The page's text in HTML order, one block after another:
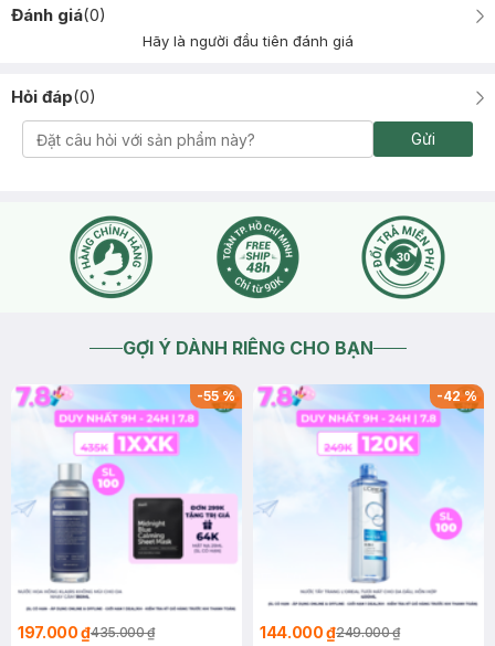
Đánh giá(0)
Hãy là người đầu tiên đánh giá
Hỏi đáp(0)
Gửi
GỢI Ý DÀNH RIÊNG CHO BẠN
-55%
197.000 ₫435.000 ₫
-42%
144.000 ₫249.000 ₫